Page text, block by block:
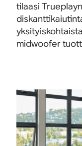
Beam
tilaasi
midwoofer